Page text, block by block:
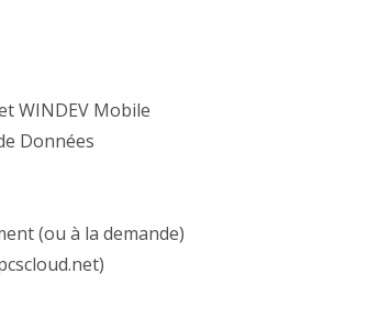
WINDEV Mobile
Données
(ou à la demande)